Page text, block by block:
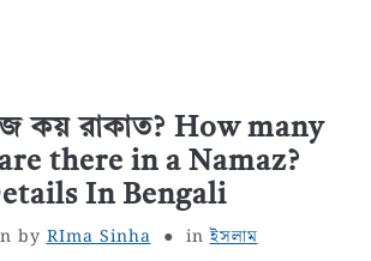
কয় রাকাত? How many
there in a Namaz?
In Bengali
byRIma Sinha inইসলাম